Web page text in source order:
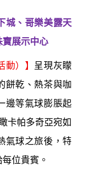
城、哥樂美露天
展示中心
動）】 呈現灰矇
餅乾、熱茶與咖
邊等氣球膨脹起
卡帕多奇亞宛如
氣球之旅後，特
位貴賓。